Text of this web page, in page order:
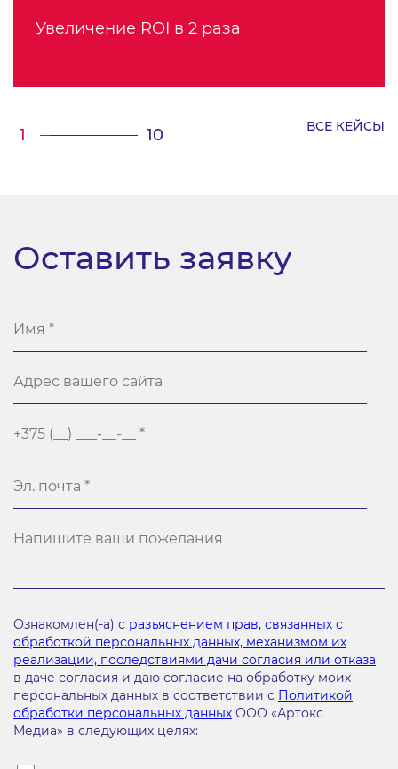
1 / 10
Увеличение ROI в 2 раза
ВСЕ КЕЙСЫ
Оставить заявку
Ознакомлен(-а) с разъяснением прав, связанных с
обработкой персональных данных, механизмом их
реализации, последствиями дачи согласия или отказа
в даче согласия и даю согласие на обработку моих
персональных данных в соответствии с Политикой
обработки персональных данных ООО «Артокс
Медиа» в следующих целях: